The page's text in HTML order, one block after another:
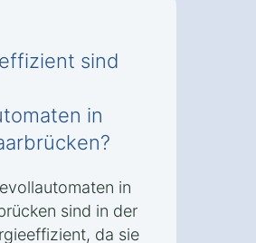
sind
in
in
sind in der
da sie